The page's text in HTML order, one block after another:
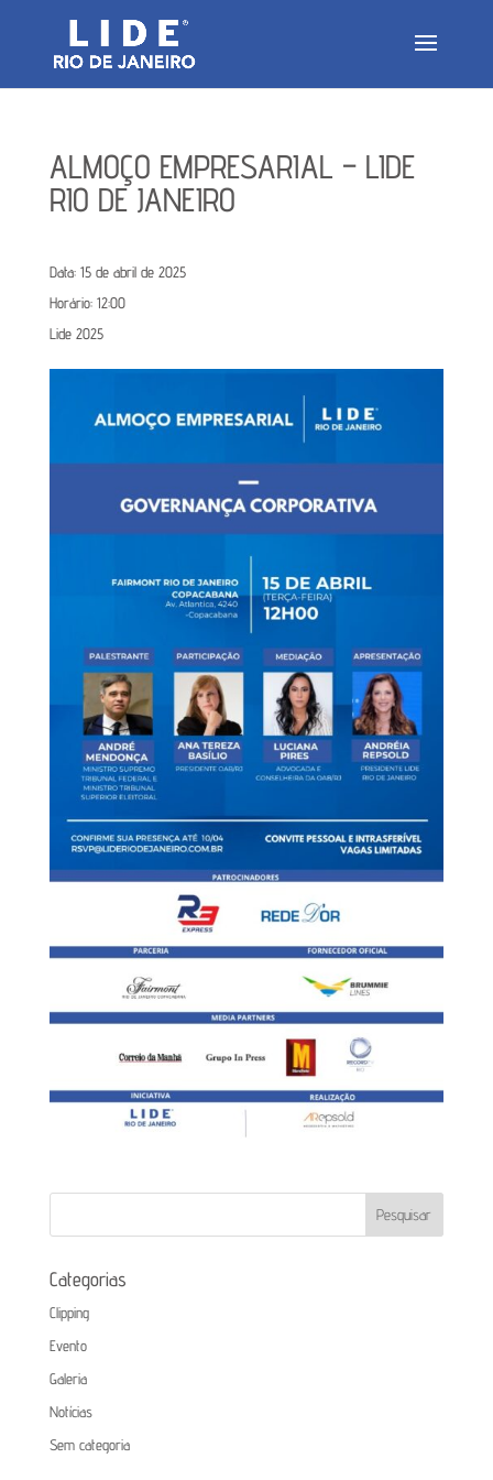
ALMOÇO EMPRESARIAL – LIDE
RIO DE JANEIRO
Data: 15 de abril de 2025
Horário: 12:00
Lide 2025
Categorias
Clipping
Evento
Galeria
Notícias
Sem categoria